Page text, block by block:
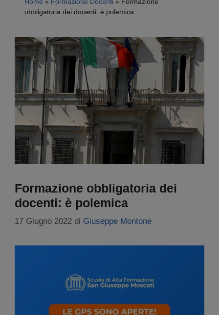
obbligatoria dei docenti: è polemica
Formazione obbligatoria dei
docenti: è polemica
17 Giugno 2022 di Giuseppe Montone